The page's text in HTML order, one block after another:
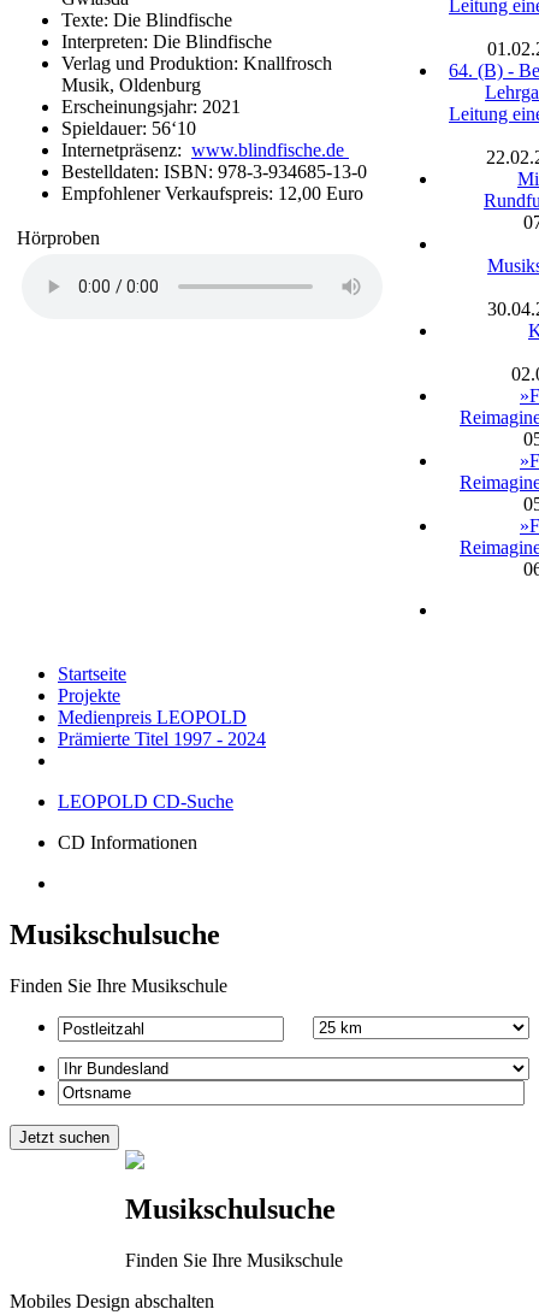
Texte: Die Blindfische
Interpreten: Die Blindfische
Verlag und Produktion: Knallfrosch
Musik, Oldenburg
Erscheinungsjahr: 2021
Spieldauer: 56‘10
Internetpräsenz: www.blindfische.de
Bestelldaten: ISBN: 978-3-934685-13-0
Empfohlener Verkaufspreis: 12,00 Euro
Hörproben
Leitung
64. (B) -
Leitung
Startseite
Projekte
Medienpreis LEOPOLD
Prämierte Titel 1997 - 2024
LEOPOLD CD-Suche
CD Informationen
Musikschulsuche
Finden Sie Ihre Musikschule
Musikschulsuche
Finden Sie Ihre Musikschule
Mobiles Design abschalten